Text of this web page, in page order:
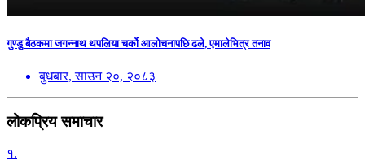
गुण्डु बैठकमा जगन्नाथ थपलिया चर्को आलोचनापछि ढले, एमालेभित्र तनाव
बुधबार, साउन २०, २०८३
लोकप्रिय समाचार
१.